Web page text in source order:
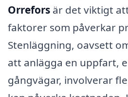
Orrefors är det viktigt
faktorer som påverkar
Stenläggning, oavsett
att anlägga en uppfart,
gångvägar, involverar